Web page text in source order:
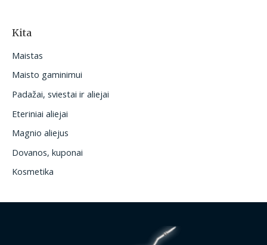
Kita
Maistas
Maisto gaminimui
Padažai, sviestai ir aliejai
Eteriniai aliejai
Magnio aliejus
Dovanos, kuponai
Kosmetika